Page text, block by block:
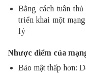
Bằng cách tuân
triển khai một
lý
Nhược điểm của
Bảo mật thấp hơn: